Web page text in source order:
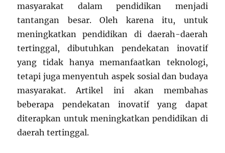
masyarakat dalam pendidikan menjadi
tantangan besar. Oleh karena itu, untuk
meningkatkan pendidikan di daerah-daerah
tertinggal, dibutuhkan pendekatan inovatif
yang tidak hanya memanfaatkan teknologi,
tetapi juga menyentuh aspek sosial dan budaya
masyarakat. Artikel ini akan membahas
beberapa pendekatan inovatif yang dapat
diterapkan untuk meningkatkan pendidikan di
daerah tertinggal.